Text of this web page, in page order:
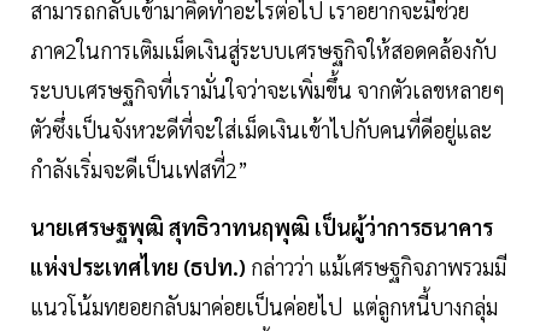
สามารถกลับเข้ามาคิดทำอะไรต่อไป เราอยากจะมีช่วย
ภาค2ในการเติมเม็ดเงินสู่ระบบเศรษฐกิจให้สอดคล้องกับ
ระบบเศรษฐกิจที่เรามั่นใจว่าจะเพิ่มขึ้น จากตัวเลขหลายๆ
ตัวซึ่งเป็นจังหวะดีที่จะใส่เม็ดเงินเข้าไปกับคนที่ดีอยู่และ
กำลังเริ่มจะดีเป็นเฟสที่2”
นายเศรษฐพุฒิ สุทธิวาทนฤพุฒิ เป็นผู้ว่าการธนาคาร
แห่งประเทศไทย (ธปท.) กล่าวว่า แม้เศรษฐกิจภาพรวมมี
แนวโน้มทยอยกลับมาค่อยเป็นค่อยไป แต่ลูกหนี้บางกลุ่ม